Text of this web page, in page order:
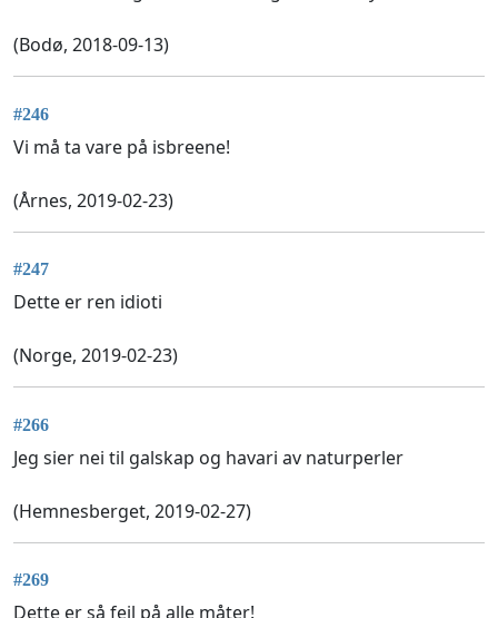
(Bodø, 2018-09-13)
#246
Vi må ta vare på isbreene!
(Årnes, 2019-02-23)
#247
Dette er ren idioti
(Norge, 2019-02-23)
#266
Jeg sier nei til galskap og havari av naturperler
(Hemnesberget, 2019-02-27)
#269
Dette er så feil på alle måter!